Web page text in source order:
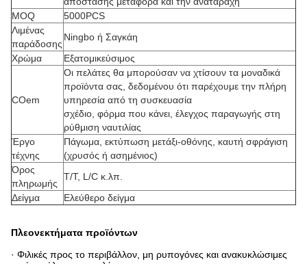
MOQ
5000PCS
Λιμένας
παράδοσης
Ningbo ή Σαγκάη
Χρώμα
Εξατομικεύσιμος
COem
Οι πελάτες θα μπορούσαν να χτίσουν τα μοναδικά
προϊόντα σας, δεδομένου ότι παρέχουμε την πλήρη
υπηρεσία από τη συσκευασία
σχέδιο, φόρμα που κάνει, έλεγχος παραγωγής στη
ρύθμιση ναυτιλίας
Έργο
τέχνης
Πάγωμα, εκτύπωση μετάξι-οθόνης, καυτή σφράγιση
(χρυσός ή ασημένιος)
Όρος
πληρωμής
T/T, L/C κ.λπ.
Δείγμα
Ελεύθερο δείγμα
Πλεονεκτήματα προϊόντων
· Φιλικές προς το περιβάλλον, μη ρυπογόνες και ανακυκλώσιμες